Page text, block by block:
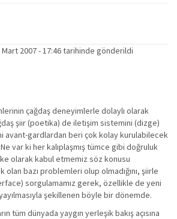
Mart 2007 - 17:46 tarihinde gönderildi
çağdaş deneyimlerle dolaylı olarak
şiir (poetika) de iletişim sistemini (dizge)
avant-gardlardan beri çok kolay kurulabilecek
var ki her kalıplaşmış tümce gibi doğruluk
olarak kabul etmemiz söz konusu
bazı problemleri olup olmadığını, şiirle
sorgulamamız gerek, özellikle de yeni
şekillenen böyle bir dönemde.
tüm dünyada yaygın yerleşik bakış açısına